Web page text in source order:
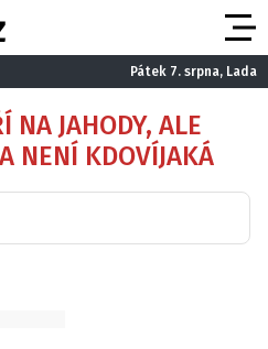
Pátek 7. srpna, Lada
NA JAHODY, ALE
NENÍ KDOVÍJAKÁ